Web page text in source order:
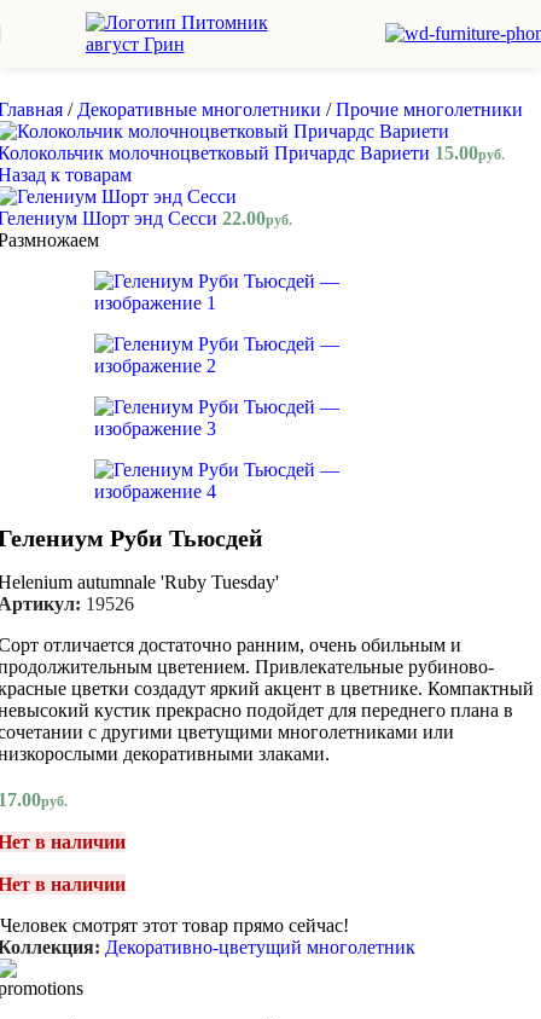
Skip to navigationSkip to main content
/ Декоративные многолетники / Прочие многолетники
молочноцветковый Причардс Вариети 15.00руб.
к товарам
Шорт энд Сесси 22.00руб.
Руби Тьюсдей
autumnale 'Ruby Tuesday'
19526
отличается достаточно ранним, очень обильным и
цветением. Привлекательные рубиново-
цветки создадут яркий акцент в цветнике. Компактный
кустик прекрасно подойдет для переднего плана в
с другими цветущими многолетниками или
декоративными злаками.
руб.
в наличии
в наличии
Человек смотрят этот товар прямо сейчас!
Декоративно-цветущий многолетник